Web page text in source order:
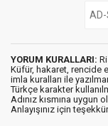
YORUM KURALLARI:
Küfür, hakaret, rencide
imla kuralları ile
Türkçe karakter
Adınız kısmına uygun
Anlayışınız için